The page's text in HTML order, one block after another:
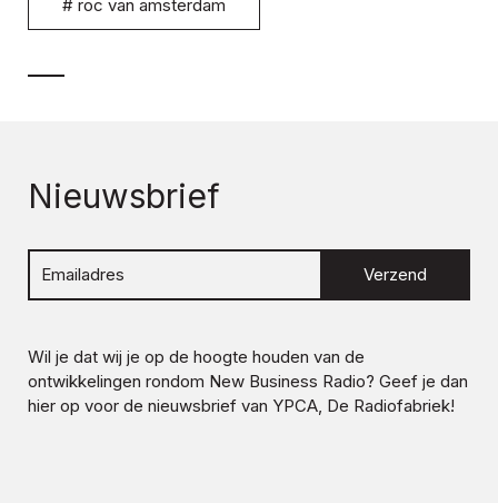
# roc van amsterdam
Nieuwsbrief
Verzend
Wil je dat wij je op de hoogte houden van de
ontwikkelingen rondom New Business Radio? Geef je dan
hier op voor de nieuwsbrief van YPCA, De Radiofabriek!